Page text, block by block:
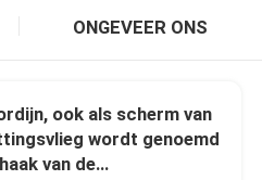
ONGEVEER ONS
ook als scherm van
wordt genoemd
van de